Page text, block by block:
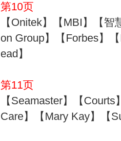
第10页
【Onitek】【MBI】【
on Group】【Forbes】
ead】
第11页
【Seamaster】【
Care】【Mary Kay】【